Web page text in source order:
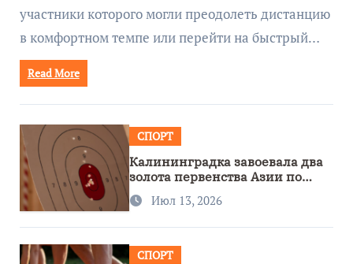
участники которого могли преодолеть дистанцию
в комфортном темпе или перейти на быстрый…
Read More
СПОРТ
Калининградка завоевала два
золота первенства Азии по
метанию ножа
Июл 13, 2026
СПОРТ